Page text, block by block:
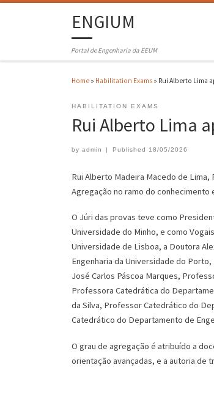
ENGIUM
Portal de Engenharia da EEUM
Home » Habilitation Exams » Rui Alberto Lima
HABILITATION EXAMS
Rui Alberto Lima
by admin | Published 18/05/2026
Rui Alberto Madeira Macedo de
Agregação no ramo do conhecimento
O Júri das provas teve como
Universidade do Minho, e como
Universidade de Lisboa, a Doutora
Engenharia da Universidade do
José Carlos Páscoa Marques,
Professora Catedrática do
da Silva, Professor Catedrático do
Catedrático do Departamento de
O grau de agregação é atribuído a
orientação avançadas, e a autoria de